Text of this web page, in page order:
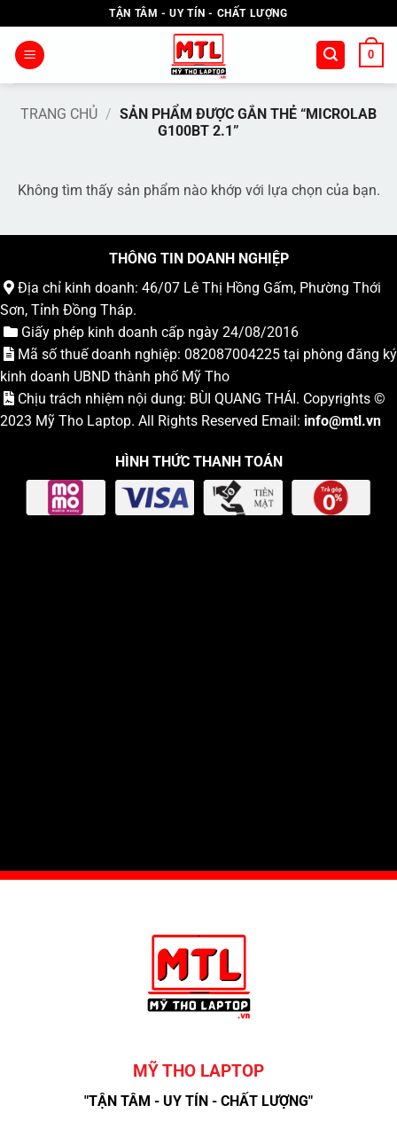
qua
nội
TẬN TÂM - UY TÍN - CHẤT LƯỢNG
0
TRANG CHỦ / SẢN PHẨM ĐƯỢC GẮN THẺ “MICROLAB
G100BT 2.1”
Không tìm thấy sản phẩm nào khớp với lựa chọn của bạn.
THÔNG TIN DOANH NGHIỆP
Địa chỉ kinh doanh: 46/07 Lê Thị Hồng Gấm, Phường Thới
Sơn, Tỉnh Đồng Tháp.
Giấy phép kinh doanh cấp ngày 24/08/2016
Mã số thuế doanh nghiệp: 082087004225 tại phòng đăng ký
kinh doanh UBND thành phố Mỹ Tho
Chịu trách nhiệm nội dung: BÙI QUANG THÁI. Copyrights ©
2023 Mỹ Tho Laptop. All Rights Reserved Email: info@mtl.vn
HÌNH THỨC THANH TOÁN
MỸ THO LAPTOP
"TẬN TÂM - UY TÍN - CHẤT LƯỢNG"